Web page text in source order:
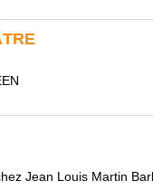
Jean Louis Martin